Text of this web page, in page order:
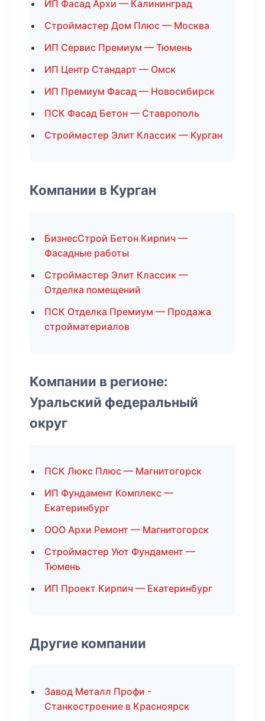
ИП Фасад Архи — Калининград
Строймастер Дом Плюс — Москва
ИП Сервис Премиум — Тюмень
ИП Центр Стандарт — Омск
ИП Премиум Фасад — Новосибирск
ПСК Фасад Бетон — Ставрополь
Строймастер Элит Классик — Курган
Компании в Курган
БизнесСтрой Бетон Кирпич —
Фасадные работы
Строймастер Элит Классик —
Отделка помещений
ПСК Отделка Премиум — Продажа
стройматериалов
Компании в регионе:
Уральский федеральный
округ
ПСК Люкс Плюс — Магнитогорск
ИП Фундамент Комплекс —
Екатеринбург
ООО Архи Ремонт — Магнитогорск
Строймастер Уют Фундамент —
Тюмень
ИП Проект Кирпич — Екатеринбург
Другие компании
Завод Металл Профи -
Станкостроение в Красноярск